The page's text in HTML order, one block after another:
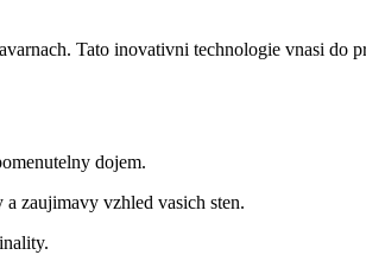
Tato inovativni technologie vnasi do
dojem.
zaujimavy vzhled vasich sten.